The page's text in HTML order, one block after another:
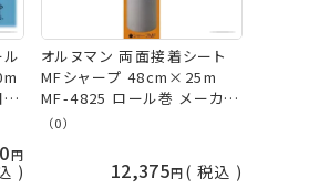
オルヌマン 両面接着シート
MFシャープ 48cm×25m
MF-4825 ロール巻 メーカー
直送 代引不可 日時指定不可
（0）
12,375 税込